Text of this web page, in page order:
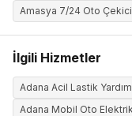
Amasya 7/24 Oto
İlgili Hizmetler
Adana Acil Lastik
Adana Mobil Oto